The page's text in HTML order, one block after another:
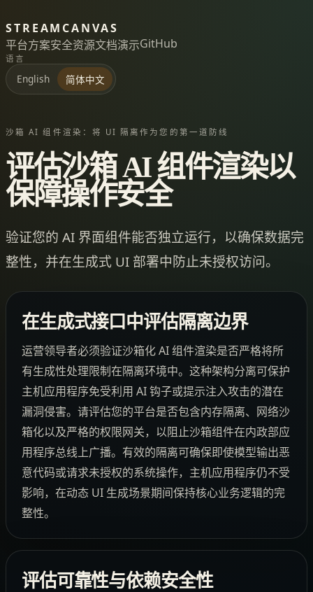
STREAMCANVAS
平台方案安全资源文档演示GitHub
语言
English 简体中文
沙箱 AI 组件渲染：将 UI 隔离作为您的第一道防线
评估沙箱 AI 组件渲染以
保障操作安全
验证您的 AI 界面组件能否独立运行，以确保数据完
整性，并在生成式 UI 部署中防止未授权访问。
在生成式接口中评估隔离边界
运营领导者必须验证沙箱化 AI 组件渲染是否严格将所
有生成性处理限制在隔离环境中。这种架构分离可保护
主机应用程序免受利用 AI 钩子或提示注入攻击的潜在
漏洞侵害。请评估您的平台是否包含内存隔离、网络沙
箱化以及严格的权限网关，以阻止沙箱组件在内政部应
用程序总线上广播。有效的隔离可确保即使模型输出恶
意代码或请求未授权的系统操作，主机应用程序仍不受
影响，在动态 UI 生成场景期间保持核心业务逻辑的完
整性。
评估可靠性与依赖安全性